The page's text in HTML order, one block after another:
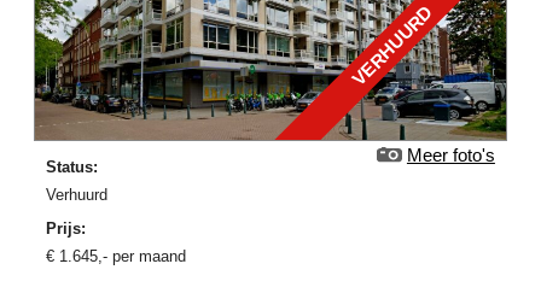
VERHUURD
Meer foto's
Status:
verhuurd
Prijs:
€ 1.645 ,- per maand